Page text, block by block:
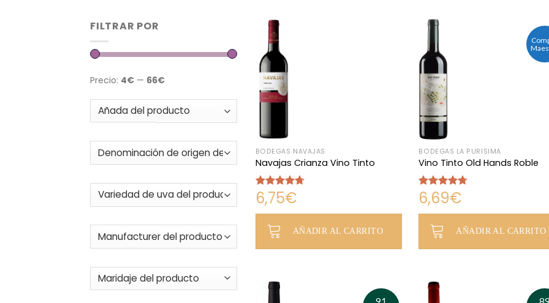
FILTRAR POR
Precio: 4€ — 66€
BODEGAS NAVAJAS
Navajas Crianza Vino Tinto
Valorado
con 4.69
de 5
6,75€
AÑADIR AL CARRITO
BODEGAS LA PURÍSIMA
Vino Tinto Old Hands Roble
Valorado
con4.69
de 5
6,69€
AÑADIR AL CARRITO